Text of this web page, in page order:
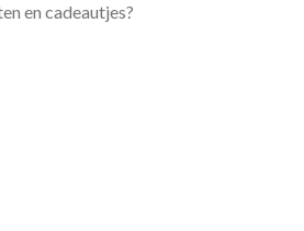
en cadeautjes?